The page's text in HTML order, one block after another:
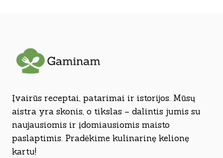
Įvairūs receptai, patarimai ir istorijos. Mūsų
aistra yra skonis, o tikslas – dalintis jumis su
naujausiomis ir įdomiausiomis maisto
paslaptimis. Pradėkime kulinarinę kelionę
kartu!